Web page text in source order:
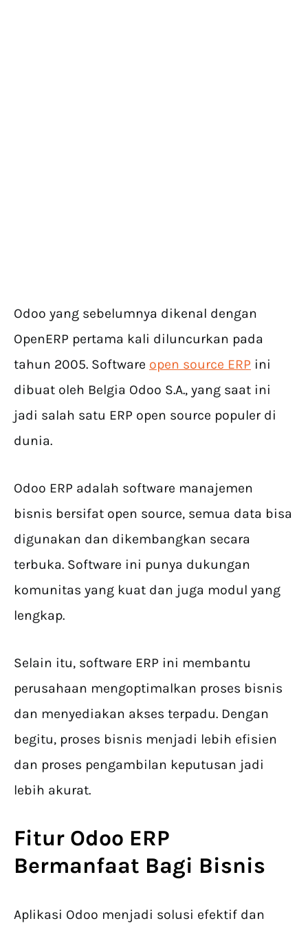
Odoo yang sebelumnya dikenal dengan
OpenERP pertama kali diluncurkan pada
tahun 2005. Software open source ERP ini
dibuat oleh Belgia Odoo S.A., yang saat ini
jadi salah satu ERP open source populer di
dunia.
Odoo ERP adalah software manajemen
bisnis bersifat open source, semua data bisa
digunakan dan dikembangkan secara
terbuka. Software ini punya dukungan
komunitas yang kuat dan juga modul yang
lengkap.
Selain itu, software ERP ini membantu
perusahaan mengoptimalkan proses bisnis
dan menyediakan akses terpadu. Dengan
begitu, proses bisnis menjadi lebih efisien
dan proses pengambilan keputusan jadi
lebih akurat.
Fitur Odoo ERP
Bermanfaat Bagi Bisnis
Aplikasi Odoo menjadi solusi efektif dan